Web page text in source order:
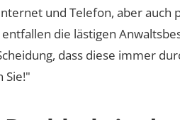
und Telefon, aber auch
die lästigen
dass diese immer
Sie!"